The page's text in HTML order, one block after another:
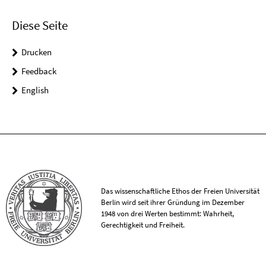
Diese Seite
Drucken
Feedback
English
Das wissenschaftliche Ethos der Freien Universität
Berlin wird seit ihrer Gründung im Dezember
1948 von drei Werten bestimmt: Wahrheit,
Gerechtigkeit und Freiheit.